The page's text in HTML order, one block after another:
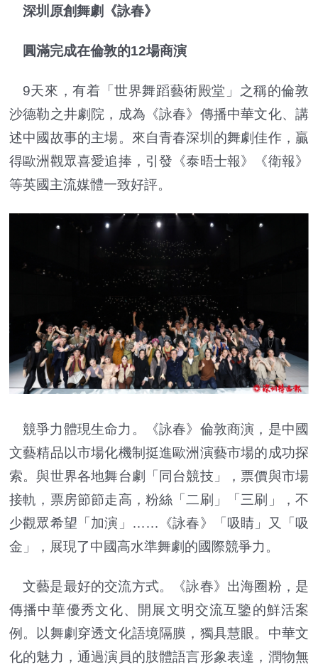
深圳原創舞劇《詠春》
圓滿完成在倫敦的12場商演
9天來，有着「世界舞蹈藝術殿堂」之稱的倫敦
沙德勒之井劇院，成為《詠春》傳播中華文化、講
述中國故事的主場。來自青春深圳的舞劇佳作，贏
得歐洲觀眾喜愛追捧，引發《泰晤士報》《衛報》
等英國主流媒體一致好評。
競爭力體現生命力。《詠春》倫敦商演，是中國
文藝精品以市場化機制挺進歐洲演藝市場的成功探
索。與世界各地舞台劇「同台競技」，票價與市場
接軌，票房節節走高，粉絲「二刷」「三刷」，不
少觀眾希望「加演」……《詠春》「吸睛」又「吸
金」，展現了中國高水準舞劇的國際競爭力。
文藝是最好的交流方式。《詠春》出海圈粉，是
傳播中華優秀文化、開展文明交流互鑒的鮮活案
例。以舞劇穿透文化語境隔膜，獨具慧眼。中華文
化的魅力，通過演員的肢體語言形象表達，潤物無